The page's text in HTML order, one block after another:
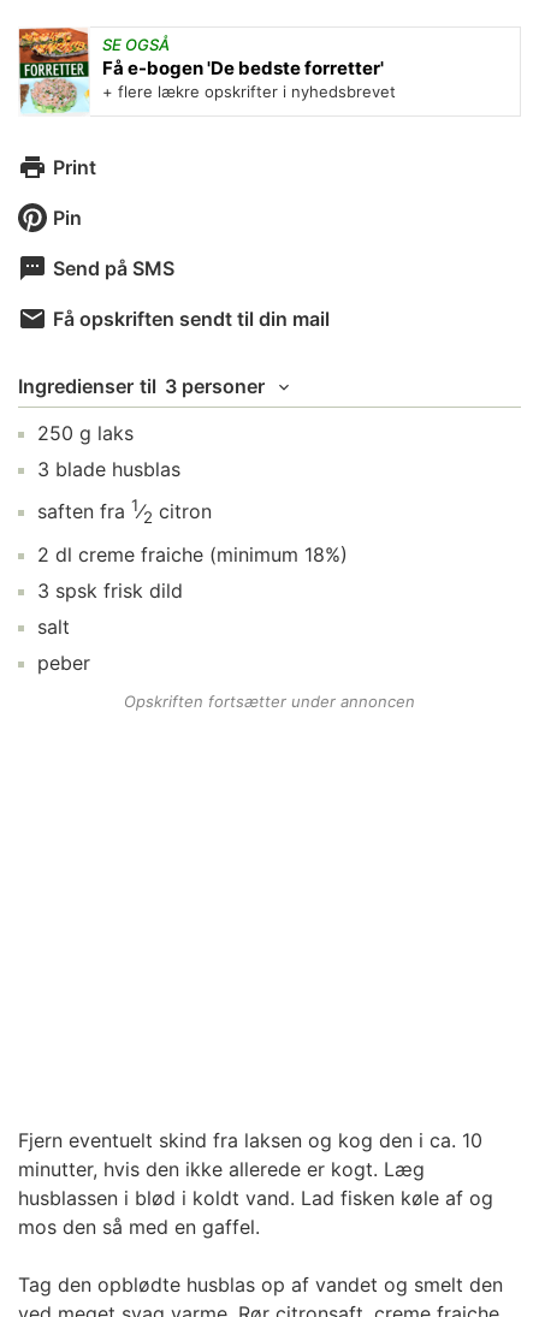
SE OGSÅ
Få e-bogen 'De bedste forretter'
+ flere lækre opskrifter i nyhedsbrevet
Print
Pin
Send på SMS
Få opskriften sendt til din mail
Ingredienser til 3 personer
250 g laks
3 blade husblas
saften fra 1⁄2 citron
2 dl creme fraiche (minimum 18%)
3 spsk frisk dild
salt
peber
Opskriften fortsætter under annoncen
Fjern eventuelt skind fra laksen og kog den i ca. 10
minutter, hvis den ikke allerede er kogt. Læg
husblassen i blød i koldt vand. Lad fisken køle af og
mos den så med en gaffel.
Tag den opblødte husblas op af vandet og smelt den